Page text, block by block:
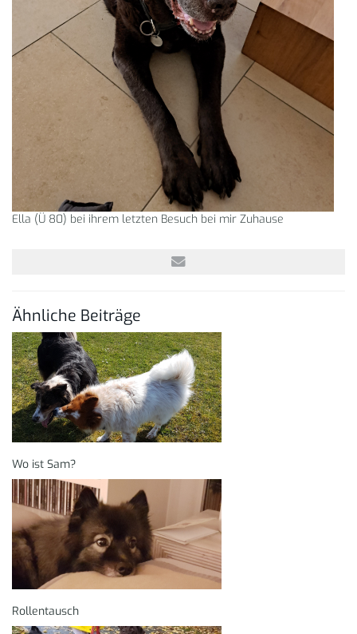
Ella (Ü 80) bei ihrem letzten Besuch bei mir Zuhause
Ähnliche Beiträge
Wo ist Sam?
Rollentausch